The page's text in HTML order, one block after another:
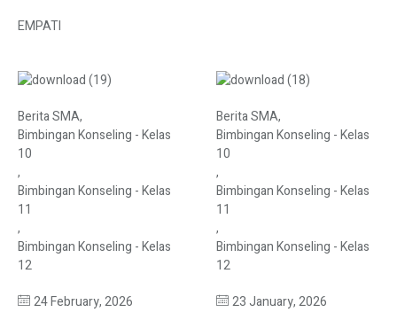
EMPATI
Berita SMA,
Bimbingan Konseling - Kelas
10
,
Bimbingan Konseling - Kelas
11
,
Bimbingan Konseling - Kelas
12
24 February, 2026
Berita SMA,
Bimbingan Konseling - Kelas
10
,
Bimbingan Konseling - Kelas
11
,
Bimbingan Konseling - Kelas
12
23 January, 2026